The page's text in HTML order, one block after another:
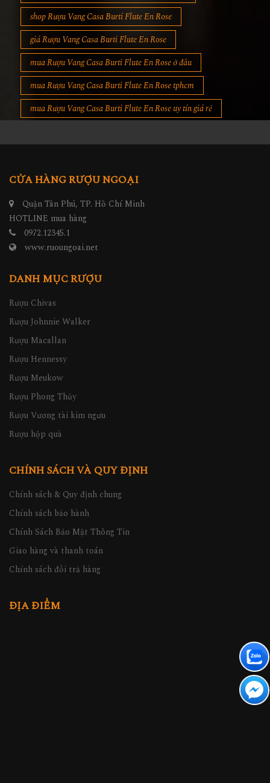
shop Rượu Vang Casa Burti Flute En Rose
giá Rượu Vang Casa Burti Flute En Rose
mua Rượu Vang Casa Burti Flute En Rose ở đâu
mua Rượu Vang Casa Burti Flute En Rose tphcm
mua Rượu Vang Casa Burti Flute En Rose uy tín giá rẻ
CỬA HÀNG RƯỢU NGOẠI
Quận Tân Phú, TP. Hồ Chí Minh
HOTLINE mua hàng
0972.12345.1
www.ruoungoai.net
DANH MỤC RƯỢU
Rượu Chivas
Rượu Johnnie Walker
Rượu Macallan
Rượu Hennessy
Rượu Meukow
Rượu Phong Thủy
Rượu Vương tài kim ngưu
Rượu hộp quà
CHÍNH SÁCH VÀ QUY ĐỊNH
Chính sách & Quy định chung
Chính sách bảo hành
Chính Sách Bảo Mật Thông Tin
Giao hàng và thanh toán
Chính sách đổi trả hàng
ĐỊA ĐIỂM